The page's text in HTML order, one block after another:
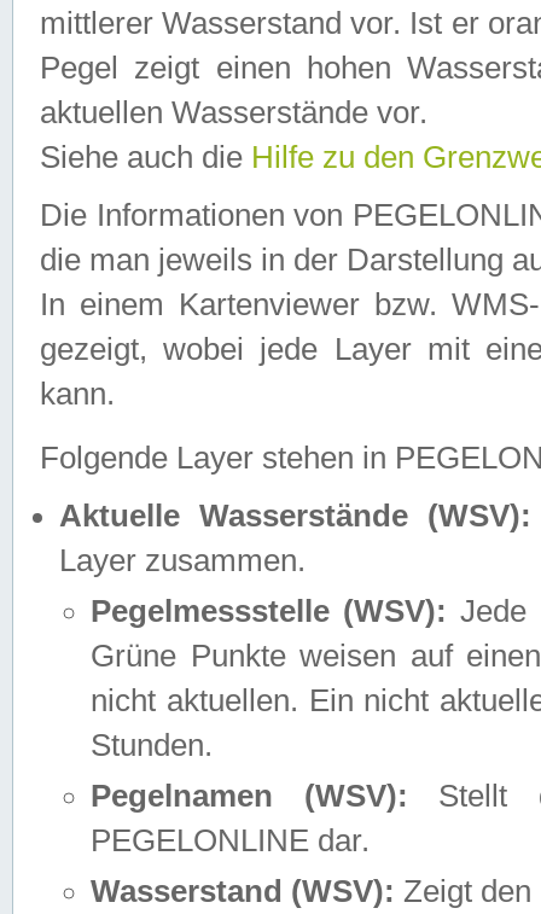
mittlerer Wasserstand vor. Ist er
Pegel zeigt einen hohen
aktuellen Wasserstände vor.
Siehe auch die Hilfe zu den
Die Informationen von
die man jeweils in der Darstellung
In einem Kartenviewer bzw.
gezeigt, wobei jede Layer mit
kann.
Folgende Layer stehen in
Aktuelle Wasserstände (WSV):
Layer zusammen.
Pegelmessstelle (WSV): Jede
Grüne Punkte weisen auf
nicht aktuellen. Ein nicht
Stunden.
Pegelnamen (WSV): Stellt
PEGELONLINE dar.
Wasserstand (WSV): Zeigt den